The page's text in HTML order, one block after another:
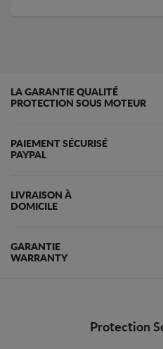
LA GARANTIE QUALITÉ
PROTECTION SOUS MOTEUR
PAIEMENT SÉCURISÉ
PAYPAL
LIVRAISON À
DOMICILE
GARANTIE
WARRANTY
Protection